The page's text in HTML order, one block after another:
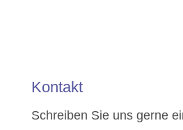
Kontakt
Schreiben Sie uns gerne